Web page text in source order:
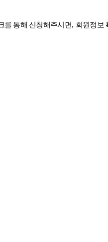
를 통해 신청해주시면, 회원정보